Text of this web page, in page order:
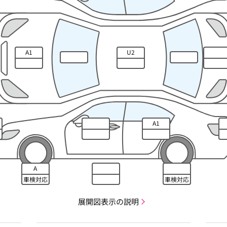
A1 U2
A1
A
車検対応
車検対応
展開図表示の説明